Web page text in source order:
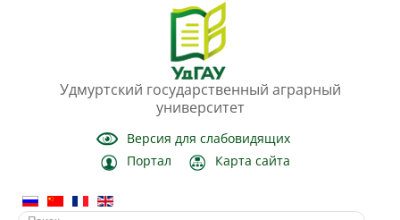
Удмуртский государственный аграрный
университет
Версия для слабовидящих
Портал
Карта сайта